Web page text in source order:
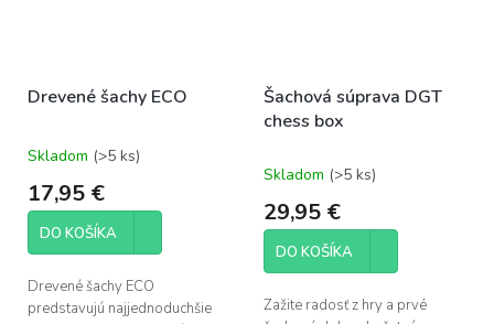
Drevené šachy ECO
Priemerné
hodnotenie
produktu
5,0
5
hviezdičiek.
Skladom (>5 ks)
17,95 €
DO KOŠÍKA
Drevené šachy ECO
predstavujú najjednoduchšie
Šachová súprava DGT
chess box
Skladom (>5 ks)
29,95 €
DO KOŠÍKA
Zažite radosť z hry a prvé